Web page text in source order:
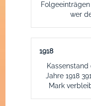
wer
1918
Jahre 1918
Mark